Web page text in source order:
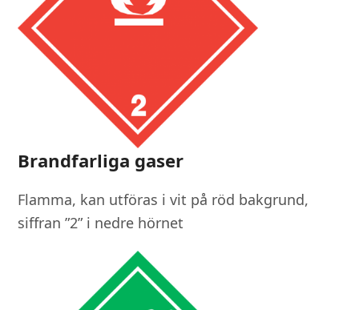
Brandfarliga gaser
Flamma, kan utföras i vit på röd bakgrund,
siffran ”2” i nedre hörnet